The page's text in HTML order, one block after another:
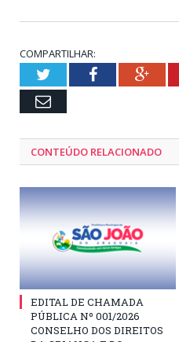
COMPARTILHAR:
TwitterFacebook
Email
CONTEÚDO RELACIONADO
EDITAL DE CHAMADA
PÚBLICA Nº 001/2026
CONSELHO DOS DIREITOS